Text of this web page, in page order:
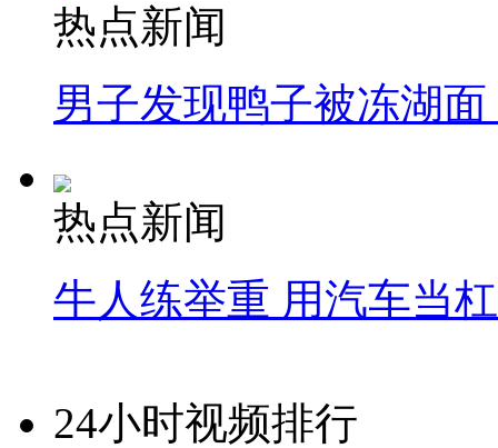
热点新闻
男子发现鸭子被冻湖
热点新闻
牛人练举重 用汽车当
24小时视频排行